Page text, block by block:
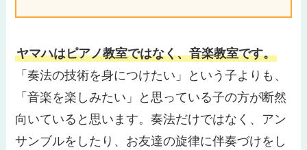
ヤマハはピアノ教室ではなく、音楽教室です。
「奏法の技術を身につけたい」という子よりも、
「音楽を楽しみたい」と思っている子の方が断然
向いていると思います。奏法だけではなく、アン
サンブルをしたり、お友達の旋律に伴奏づけをし